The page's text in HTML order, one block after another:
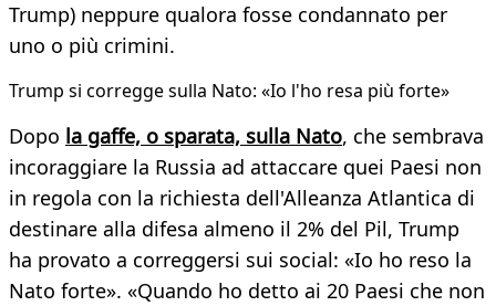
Trump) neppure qualora fosse condannato per
uno o più crimini.
Trump si corregge sulla Nato: «Io l'ho resa più forte»
Dopo la gaffe, o sparata, sulla Nato, che sembrava
incoraggiare la Russia ad attaccare quei Paesi non
in regola con la richiesta dell'Alleanza Atlantica di
destinare alla difesa almeno il 2% del Pil, Trump
ha provato a correggersi sui social: «Io ho reso la
Nato forte». «Quando ho detto ai 20 Paesi che non